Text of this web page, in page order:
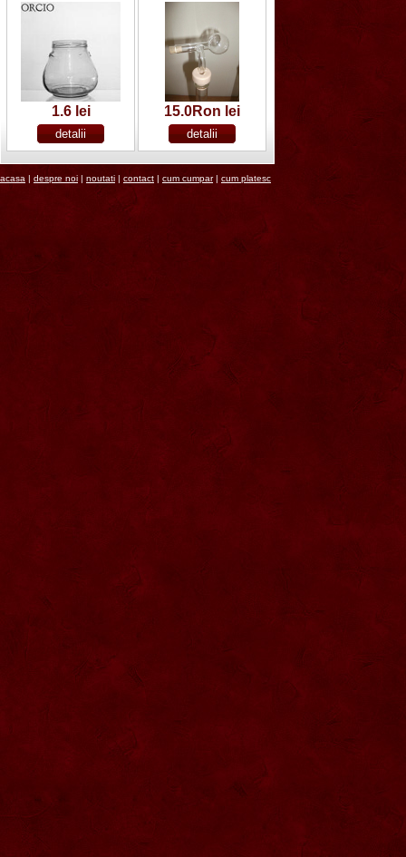
1.6 lei 15.0Ron lei
acasa | despre noi | noutati | contact | cum cumpar| cum platesc